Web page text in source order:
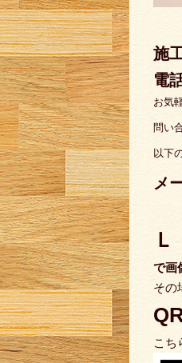
施
電
お気
問い
以下
メ
Ｌ
で画
その
こち